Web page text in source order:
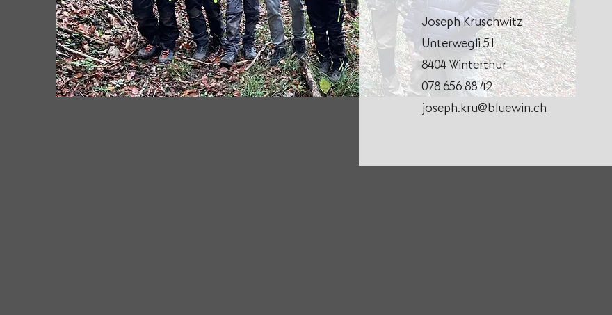
Joseph Kruschwitz
Unterwegli 51
8404 Winterthur
078 656 88 42
joseph.kru@bluewin.ch